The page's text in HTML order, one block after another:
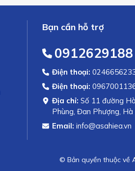
Bạn cần hỗ trợ
0912629188
Điện thoại:
Điện thoại:
Địa chỉ:Số 11 đường
Phùng, Đan Phượng, Hà
Email:info@asahiea.vn
© Bản quyền thuộc về